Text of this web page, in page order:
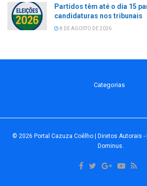
Partidos têm até o dia 15
candidaturas nos tribunais
8 DE AGOSTO DE 2026
Categorias
© 2026 Portal Cazuza Coêlho | Diretos Autorais -
Dominus